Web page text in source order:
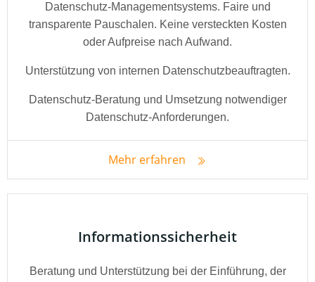
Datenschutz-Managementsystems. Faire und
transparente Pauschalen. Keine versteckten Kosten
oder Aufpreise nach Aufwand.
Unterstützung von internen Datenschutzbeauftragten.
Datenschutz-Beratung und Umsetzung notwendiger
Datenschutz-Anforderungen.
Mehr erfahren
Informationssicherheit
Beratung und Unterstützung bei der Einführung, der